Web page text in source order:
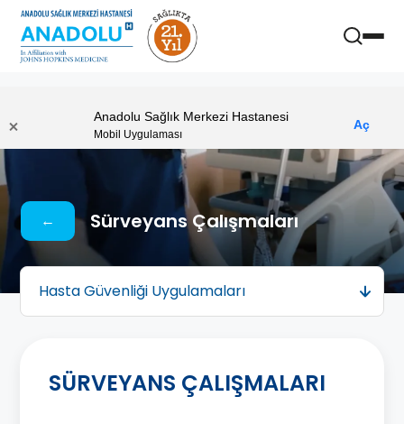
Anadolu Sağlık Merkezi Hastanesi
Mobil Uygulaması
Aç
← Sürveyans Çalışmaları
Hasta Güvenliği Uygulamaları
SÜRVEYANS ÇALIŞMALARI